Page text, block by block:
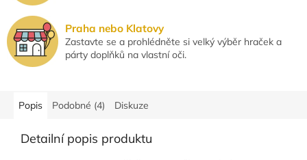
Praha nebo Klatovy
Zastavte se a prohlédněte si velký výběr hraček a
párty doplňků na vlastní oči.
Popis Podobné (4) Diskuze
Detailní popis produktu